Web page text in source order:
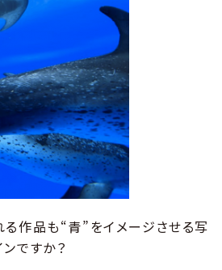
る作品も“青”をイメージさせる写
ですか？